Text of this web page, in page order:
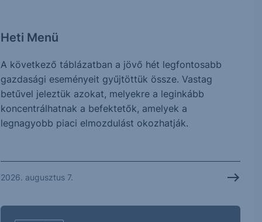
Heti Menü
A következő táblázatban a jövő hét legfontosabb
gazdasági eseményeit gyűjtöttük össze. Vastag
betűvel jeleztük azokat, melyekre a leginkább
koncentrálhatnak a befektetők, amelyek a
legnagyobb piaci elmozdulást okozhatják.
2026. augusztus 7.